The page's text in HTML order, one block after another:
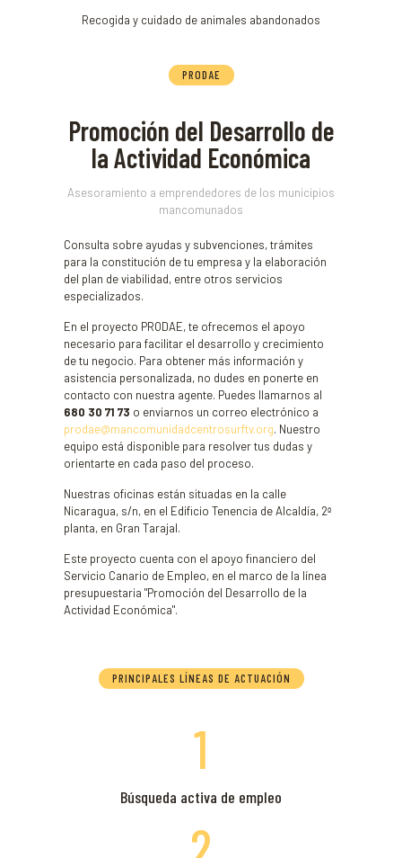
Recogida y cuidado de animales abandonados
PRODAE
Promoción del Desarrollo de
la Actividad Económica
Asesoramiento a emprendedores de los municipios
mancomunados
Consulta sobre ayudas y subvenciones, trámites
para la constitución de tu empresa y la elaboración
del plan de viabilidad, entre otros servicios
especializados.
En el proyecto PRODAE, te ofrecemos el apoyo
necesario para facilitar el desarrollo y crecimiento
de tu negocio. Para obtener más información y
asistencia personalizada, no dudes en ponerte en
contacto con nuestra agente. Puedes llamarnos al
680 30 71 73 o enviarnos un correo electrónico a
prodae@mancomunidadcentrosurftv.org. Nuestro
equipo está disponible para resolver tus dudas y
orientarte en cada paso del proceso.
Nuestras oficinas están situadas en la calle
Nicaragua, s/n, en el Edificio Tenencia de Alcaldía, 2ª
planta, en Gran Tarajal.
Este proyecto cuenta con el apoyo financiero del
Servicio Canario de Empleo, en el marco de la línea
presupuestaria "Promoción del Desarrollo de la
Actividad Económica".
PRINCIPALES LÍNEAS DE ACTUACIÓN
1
Búsqueda activa de empleo